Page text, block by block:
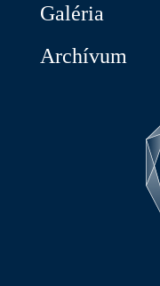
Galéria
Archívum